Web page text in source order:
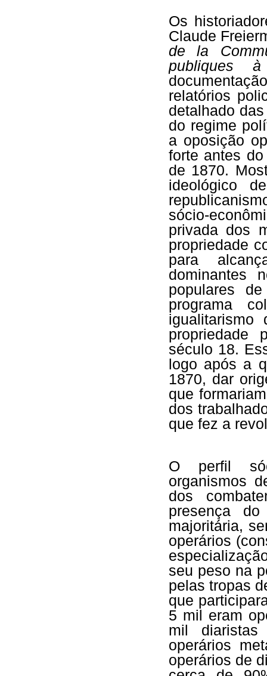
Os
Claude
de la
publiques
relatórios
detalhado
do regime
a oposição
forte antes
de 1870.
ideológico
sócio-
privada dos
propriedade
para
dominantes
populares
programa
século 18.
logo após a
1870, dar
que
dos
que fez a
O perfil
organismos
dos
presença
majoritária,
operários
seu peso na
pelas tropas
que
5 mil eram
mil
operários
operários de